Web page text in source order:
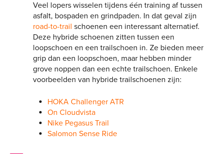
Veel lopers wisselen tijdens één training af tussen
asfalt, bospaden en grindpaden. In dat geval zijn
road-to-trail schoenen een interessant alternatief.
Deze hybride schoenen zitten tussen een
loopschoen en een trailschoen in. Ze bieden meer
grip dan een loopschoen, maar hebben minder
grove noppen dan een echte trailschoen. Enkele
voorbeelden van hybride trailschoenen zijn:
HOKA Challenger ATR
On Cloudvista
Nike Pegasus Trail
Salomon Sense Ride